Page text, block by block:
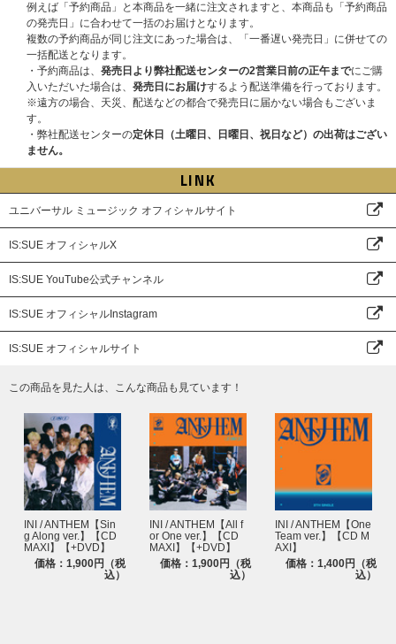
例えば「予約商品」と本商品を一緒に注文されますと、本商品も「予約商品
の発売日」に合わせて一括のお届けとなります。
複数の予約商品が同じ注文にあった場合は、「一番遅い発売日」に併せての
一括配送となります。
・予約商品は、 発売日より弊社配送センターの2営業日前の正午までにご購
入いただいた場合は、 発売日にお届けするよう配送準備を行っております。
※遠方の場合、天災、配送などの都合で発売日に届かない場合もございま
す。
・弊社配送センターの定休日（土曜日、日曜日、祝日など）の出荷はござい
ません。
LINK
ユニバーサル ミュージック オフィシャルサイト
IS:SUE オフィシャルX
IS:SUE YouTube公式チャンネル
IS:SUE オフィシャルInstagram
IS:SUE オフィシャルサイト
この商品を見た人は、こんな商品も見ています！
INI / ANTHEM【Sin
g Along ver.】【CD
MAXI】【+DVD】
価格：1,900円（税
込）
INI / ANTHEM【All f
or One ver.】【CD
MAXI】【+DVD】
価格：1,900円（税
込）
INI / ANTHEM【One
Team ver.】【CD M
AXI】
価格：1,400円（税
込）